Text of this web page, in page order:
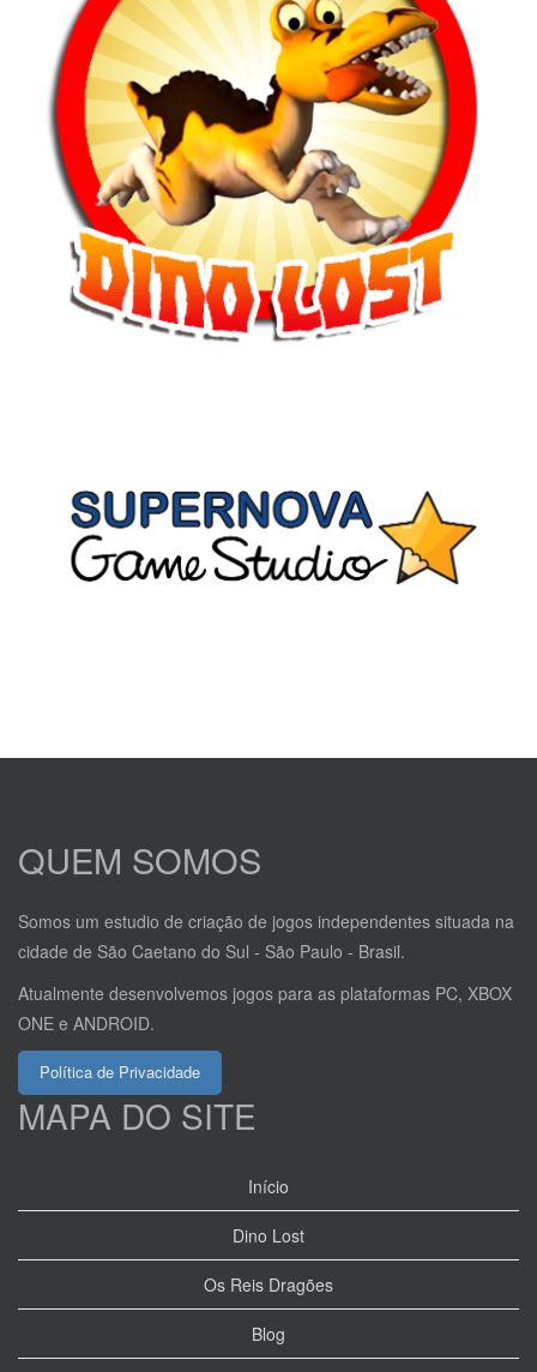
QUEM SOMOS
Somos um estudio de criação de jogos independentes situada na
cidade de São Caetano do Sul - São Paulo - Brasil.
Atualmente desenvolvemos jogos para as plataformas PC, XBOX
ONE e ANDROID.
Política de Privacidade
MAPA DO SITE
Início
Dino Lost
Os Reis Dragões
Blog